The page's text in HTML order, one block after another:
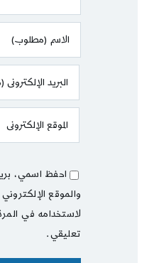
احفظ اسمي،
والموقع
لاستخدامه في
تعليقي.